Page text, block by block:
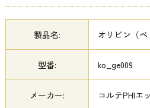
製品名: オリビン（ペ
型番: ko_ge009
メーカー: コルテPHIエ